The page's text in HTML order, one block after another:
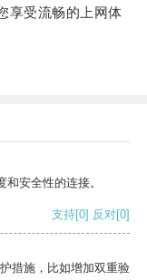
享受流畅的上网体
安全性的连接。
支持[0] 反对[0]
措施，比如增加双重验